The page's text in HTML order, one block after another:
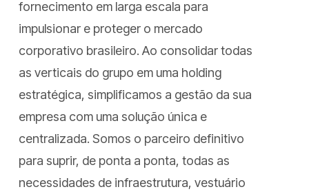
fornecimento em larga escala para
impulsionar e proteger o mercado
corporativo brasileiro. Ao consolidar todas
as verticais do grupo em uma holding
estratégica, simplificamos a gestão da sua
empresa com uma solução única e
centralizada. Somos o parceiro definitivo
para suprir, de ponta a ponta, todas as
necessidades de infraestrutura, vestuário